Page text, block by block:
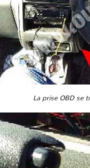
La prise OBD se